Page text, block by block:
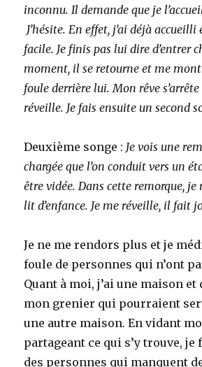
inconnu. Il demande que je
J’hésite. En effet, j’ai déjà accueilli
facile. Je finis pas lui dire d’entrer
moment, il se retourne et me
foule derrière lui. Mon rêve
réveille. Je fais ensuite un second
Deuxième songe : Je vois une
chargée que l’on conduit vers un
être vidée. Dans cette remorque,
lit d’enfance. Je me réveille, il fait
Je ne me rendors plus et je
foule de personnes qui n’ont
Quant à moi, j’ai une maison et
mon grenier qui pourraient
une autre maison. En vidant
partageant ce qui s’y trouve,
des personnes qui manquent